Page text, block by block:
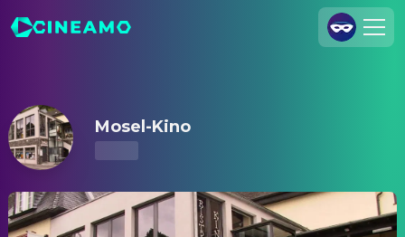
Impressum
Datenschutzerklärung
Mosel-Kino